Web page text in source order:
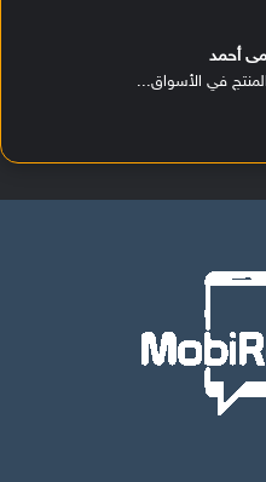
أحمد
في الأسواق...